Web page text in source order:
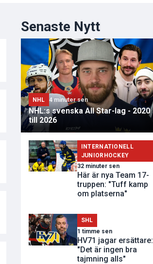
Senaste Nytt
NHL 4 minuter sen
NHL:s svenska All Star-lag - 2020
till 2026
INTERNATIONELL
JUNIORHOCKEY
32 minuter sen
Här är nya Team 17-
truppen: "Tuff kamp
om platserna"
SHL
1 timme sen
HV71 jagar ersättare:
"Det är ingen bra
tajmning alls"